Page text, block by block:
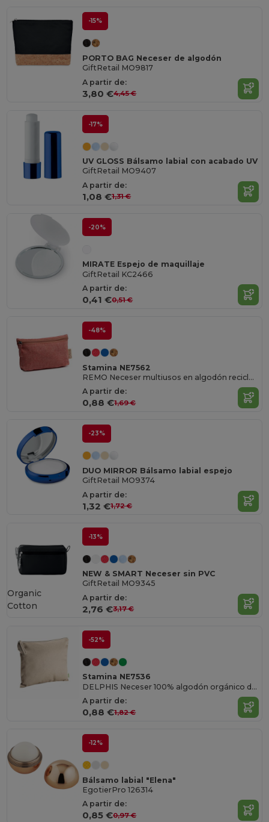
-15%
PORTO BAG Neceser de algodón
GiftRetail MO9817
A partir de:
3,80 €4,45 €
-17%
UV GLOSS Bálsamo labial con acabado UV
GiftRetail MO9407
A partir de:
1,08 €1,31 €
-20%
MIRATE Espejo de maquillaje
GiftRetail KC2466
A partir de:
0,41 €0,51 €
-48%
Stamina NE7562
REMO Neceser multiusos en algodón reciclado con cremallera y tirador a juego
A partir de:
0,88 €1,69 €
-23%
DUO MIRROR Bálsamo labial espejo
GiftRetail MO9374
A partir de:
1,32 €1,72 €
-13%
NEW & SMART Neceser sin PVC
GiftRetail MO9345
A partir de:
2,76 €3,17 €
Organic
Cotton
-52%
Stamina NE7536
DELPHIS Neceser 100% algodón orgánico de 180 g/m² con tirador a juego
A partir de:
0,88 €1,82 €
-12%
Bálsamo labial "Elena"
EgotierPro 126314
A partir de:
0,85 €0,97 €